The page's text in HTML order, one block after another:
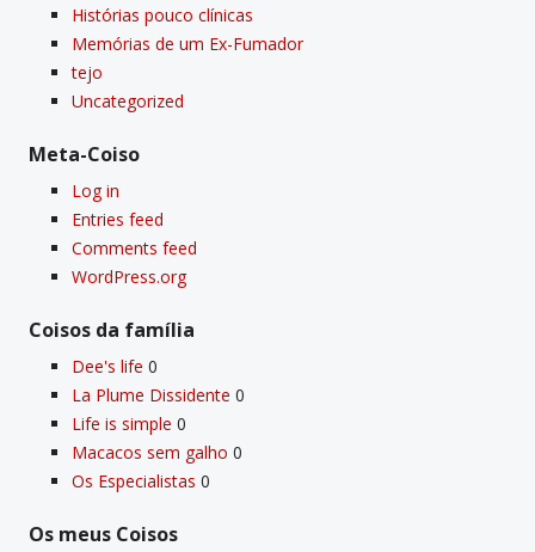
Histórias pouco clí­nicas
Memórias de um Ex-Fumador
tejo
Uncategorized
Meta-Coiso
Log in
Entries feed
Comments feed
WordPress.org
Coisos da famí­lia
Dee's life 0
La Plume Dissidente 0
Life is simple 0
Macacos sem galho 0
Os Especialistas 0
Os meus Coisos